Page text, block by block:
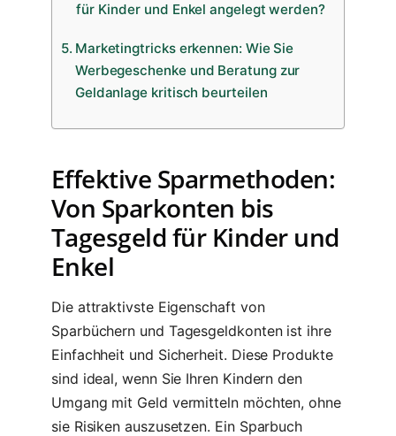
für Kinder und Enkel angelegt werden?
Marketingtricks erkennen: Wie Sie
Werbegeschenke und Beratung zur
Geldanlage kritisch beurteilen
Effektive Sparmethoden:
Von Sparkonten bis
Tagesgeld für Kinder und
Enkel
Die attraktivste Eigenschaft von
Sparbüchern und Tagesgeldkonten ist ihre
Einfachheit und Sicherheit. Diese Produkte
sind ideal, wenn Sie Ihren Kindern den
Umgang mit Geld vermitteln möchten, ohne
sie Risiken auszusetzen. Ein Sparbuch